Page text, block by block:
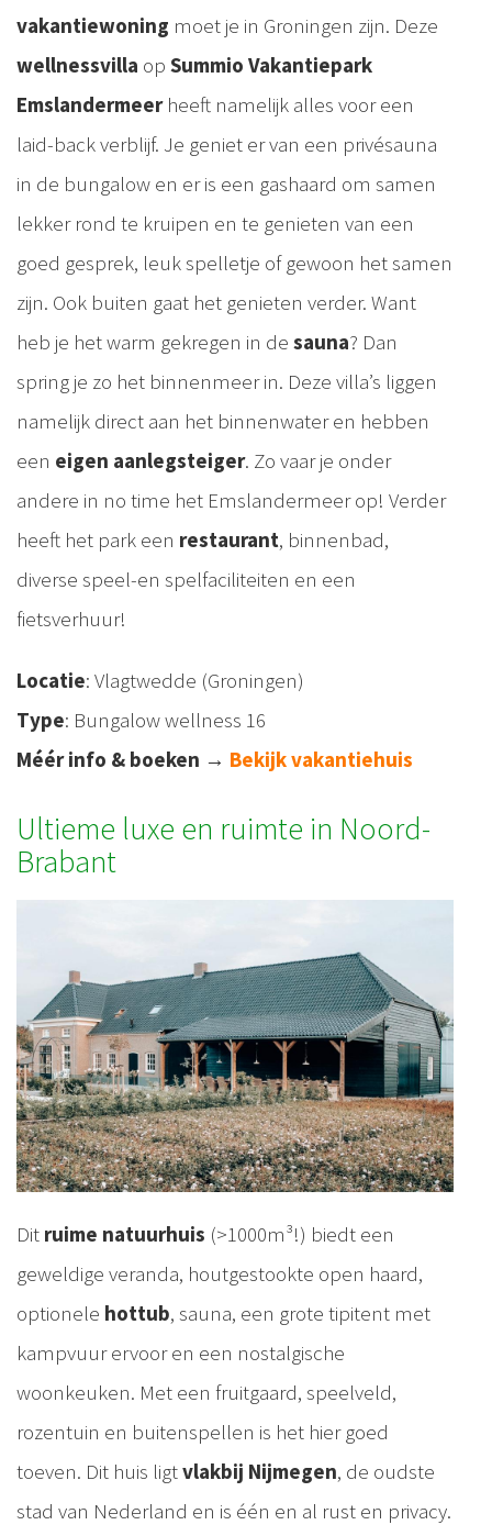
vakantiewoning moet je in Groningen zijn. Deze
wellnessvilla op Summio Vakantiepark
Emslandermeerheeft namelijk alles voor een
laid-back verblijf. Je geniet er van een privésauna
in de bungalow en er is een gashaard om samen
lekker rond te kruipen en te genieten van een
goed gesprek, leuk spelletje of gewoon het samen
zijn. Ook buiten gaat het genieten verder. Want
heb je het warm gekregen in de sauna? Dan
spring je zo het binnenmeer in. Deze villa’s liggen
namelijk direct aan het binnenwater en hebben
een eigen aanlegsteiger. Zo vaar je onder
andere in no time het Emslandermeer op! Verder
heeft het park een restaurant, binnenbad,
diverse speel-en spelfaciliteiten en een
fietsverhuur!
Locatie: Vlagtwedde (Groningen)
Type: Bungalow wellness 16
Méér info & boeken → Bekijk vakantiehuis
Ultieme luxe en ruimte in Noord-
Brabant
Dit ruime natuurhuis (>1000m³!) biedt een
geweldige veranda, houtgestookte open haard,
optionele hottub, sauna, een grote tipitent met
kampvuur ervoor en een nostalgische
woonkeuken. Met een fruitgaard, speelveld,
rozentuin en buitenspellen is het hier goed
toeven. Dit huis ligtvlakbij Nijmegen, de oudste
stad van Nederland en is één en al rust en privacy.